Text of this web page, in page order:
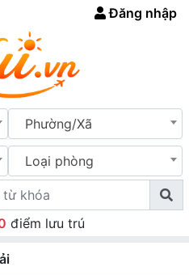
Đăng nhập
Phường/Xã
Loại phòng
điểm lưu trú